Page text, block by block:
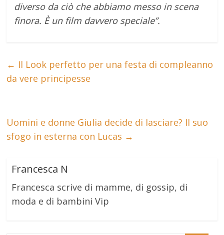
diverso da ciò che abbiamo messo in scena
finora. È un film davvero speciale”.
← Il Look perfetto per una festa di compleanno
da vere principesse
Uomini e donne Giulia decide di lasciare? Il suo
sfogo in esterna con Lucas →
Francesca N
Francesca scrive di mamme, di gossip, di
moda e di bambini Vip